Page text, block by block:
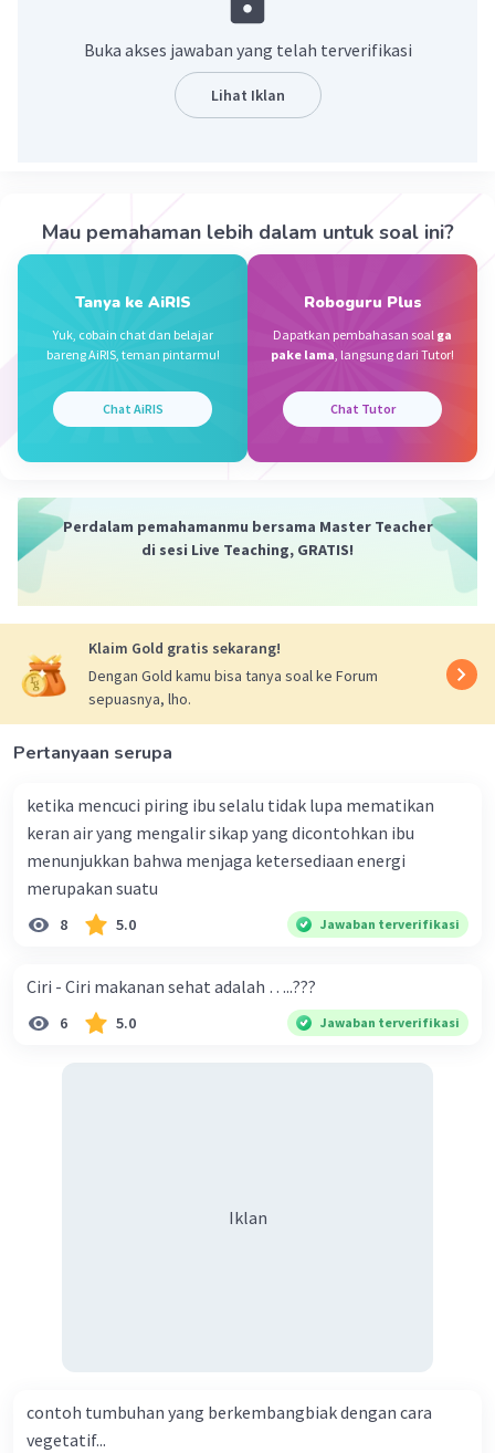
umum adalah segala jenis tumbuhan serta
tanaman yang ada di muka bumi dan Fauna
adalah segala jenis hewan yang hidup di muka
22 November 2023 07:59
Flora adalah tumbuhan, fauna asalah hewan.
Perbedaannya, flora tidak memiliki nyawa, fauna
Beri Rating·0.0( Balas
Buka akses jawaban yang telah terverifikasi
Lihat Iklan
Mau pemahaman lebih dalam untuk soal ini?
Tanya ke AiRIS
Yuk, cobain chat dan belajar
bareng AiRIS, teman pintarmu!
Chat AiRIS
Roboguru Plus
Dapatkan pembahasan soal ga
pake lama, langsung dari Tutor!
Chat Tutor
Perdalam pemahamanmu bersama Master Teacher
di sesi Live Teaching, GRATIS!
Klaim Gold gratis sekarang!
Dengan Gold kamu bisa tanya soal ke Forum
sepuasnya, lho.
Pertanyaan serupa
ketika mencuci piring ibu selalu tidak lupa mematikan
keran air yang mengalir sikap yang dicontohkan ibu
menunjukkan bahwa menjaga ketersediaan energi
merupakan suatu
8 5.0 Jawaban terverifikasi
Ciri - Ciri makanan sehat adalah …..???
6 5.0 Jawaban terverifikasi
Iklan
contoh tumbuhan yang berkembangbiak dengan cara
vegetatif...